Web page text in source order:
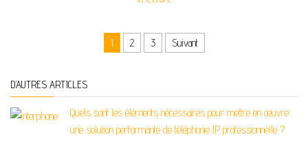
Pagination des publications
1 2 3 Suivant
D’AUTRES ARTICLES
Quels sont les éléments nécessaires pour mettre en œuvre
une solution performante de téléphonie IP professionnelle ?